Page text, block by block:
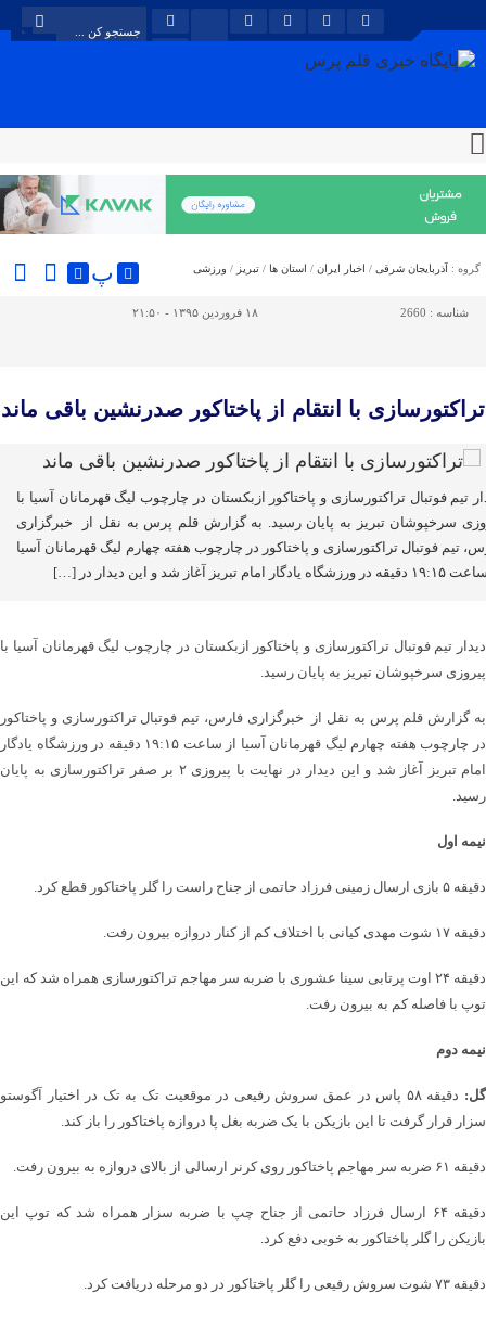
گروه : آذربایجان شرقی / اخبار ایران / استان ها / تبریز / ورزشی پ
شناسه : 2660 ۱۸ فروردین ۱۳۹۵ - ۲۱:۵۰
تراکتورسازی با انتقام از پاختاکور صدرنشین باقی ماند
تیم فوتبال تراکتورسازی و پاختاکور ازبکستان در چارچوب لیگ قهرمانان آسیا با
سرخپوشان تبریز به پایان رسید. به گزارش قلم پرس به نقل از خبرگزاری
تیم فوتبال تراکتورسازی و پاختاکور در چارچوب هفته چهارم لیگ قهرمانان آسیا
یادگار امام تبریز آغاز شد و این دیدار در […]
دیدار تیم فوتبال تراکتورسازی و پاختاکور ازبکستان در چارچوب لیگ قهرمانان آسیا با
پیروزی سرخپوشان تبریز به پایان رسید.
به گزارش قلم پرس به نقل از خبرگزاری فارس، تیم فوتبال تراکتورسازی و پاختاکور
در چارچوب هفته چهارم لیگ قهرمانان آسیا از ساعت ۱۹:۱۵ دقیقه در ورزشگاه یادگار
امام تبریز آغاز شد و این دیدار در نهایت با پیروزی ۲ بر صفر تراکتورسازی به پایان
رسید.
نیمه اول
دقیقه ۵ بازی ارسال زمینی فرزاد حاتمی از جناح راست را گلر پاختاکور قطع کرد.
دقیقه ۱۷ شوت مهدی کیانی با اختلاف کم از کنار دروازه بیرون رفت.
دقیقه ۲۴ اوت پرتابی سینا عشوری با ضربه سر مهاجم تراکتورسازی همراه شد که این
توپ با فاصله کم به بیرون رفت.
نیمه دوم
گل:
دقیقه ۵۸ پاس در عمق سروش رفیعی در موقعیت تک به تک در اختیار آگوستو
سزار قرار گرفت تا این بازیکن با یک ضربه بغل پا دروازه پاختاکور را باز کند.
دقیقه ۶۱ ضربه سر مهاجم پاختاکور روی کرنر ارسالی از بالای دروازه به بیرون رفت.
دقیقه ۶۴ ارسال فرزاد حاتمی از جناح چپ با ضربه سزار همراه شد که توپ این
بازیکن را گلر پاختاکور به خوبی دفع کرد.
دقیقه ۷۳ شوت سروش رفیعی را گلر پاختاکور در دو مرحله دریافت کرد.